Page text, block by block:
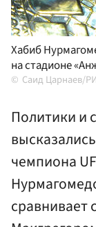
Хабиб
на стадионе
Саид Царнаев/
Политики и
чемпиона
сравнивает